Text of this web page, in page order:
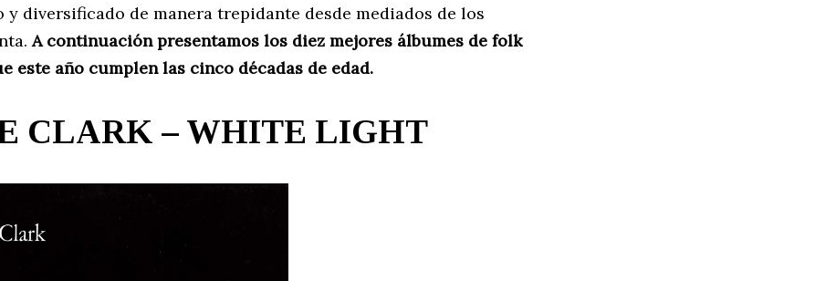
y diversificado de manera trepidante desde mediados de los
A continuación presentamos los diez mejores álbumes de folk
este año cumplen las cinco décadas de edad.
CLARK – WHITE LIGHT